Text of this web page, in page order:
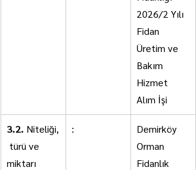
2026/2 Yılı
Fidan
Üretim ve
Bakım
Hizmet
Alım İşi
3.2. Niteliği,
türü ve
miktarı
:
Demirköy
Orman
Fidanlık